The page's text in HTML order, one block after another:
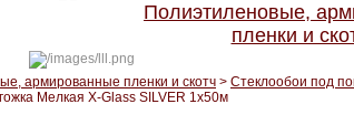
Полиэтиленовые,
пленки и
армированные пленки и скотч > Стеклообои под
Мелкая X-Glass SILVER 1х50м